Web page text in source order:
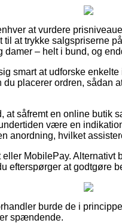
at vurdere
til at trykke salgspriserne
damer – helt i bund, og
smart at udforske
placerer ordren, sådan
at såfremt en online butik
være en
anordning, hvilket
MobilePay. Alternativt
efterspørger at godtgøre
burde de i
spændende.